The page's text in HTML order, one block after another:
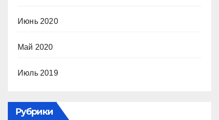
Июнь 2020
Май 2020
Июль 2019
Рубрики